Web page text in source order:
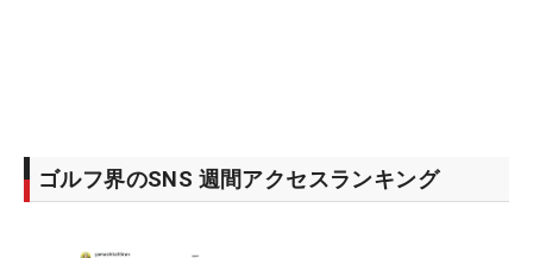
ゴルフ界のSNS 週間アクセスランキング